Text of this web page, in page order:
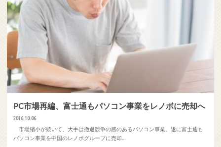
PC市場再編、富士通もパソコン事業をレノボに売却へ
2016.10.06
市場縮小が続いて、大手は撤退競争の感のあるパソコン事業。遂に富士通も
パソコン事業を中国のレノボグループに売却…